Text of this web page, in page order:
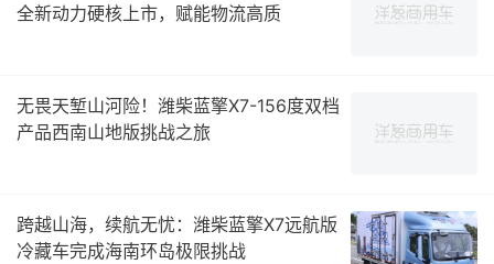
全新动力硬核上市，赋能物流高质
无畏天堑山河险！潍柴蓝擎X7-156度双档
产品西南山地版挑战之旅
跨越山海，续航无忧：潍柴蓝擎X7远航版
冷藏车完成海南环岛极限挑战